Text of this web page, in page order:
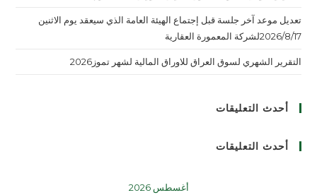
تعديل موعد آخر جلسة قبل إجتماع الهيئة العامة الذي سيعقد يوم الاثنين
2026/8/17لشركة المعمورة العقارية
التقرير الشهري لسوق العراق للاوراق المالية لشهر تموز2026
أحدث التعليقات
أحدث التعليقات
أغسطس 2026